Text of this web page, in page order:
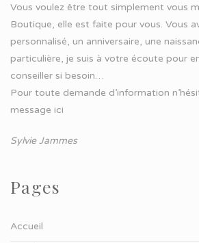
Vous voulez être tout simplement vous
Boutique, elle est faite pour vous. Vous
personnalisé, un anniversaire, une
particulière, je suis à votre écoute pour
conseiller si besoin…
Pour toute demande d’information
message ici
Sylvie Jammes
Pages
Accueil